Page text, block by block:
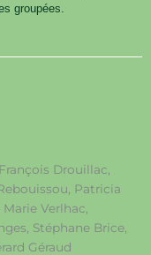
groupées.
Drouillac,
Patricia
Verlhac,
Stéphane Brice,
Géraud